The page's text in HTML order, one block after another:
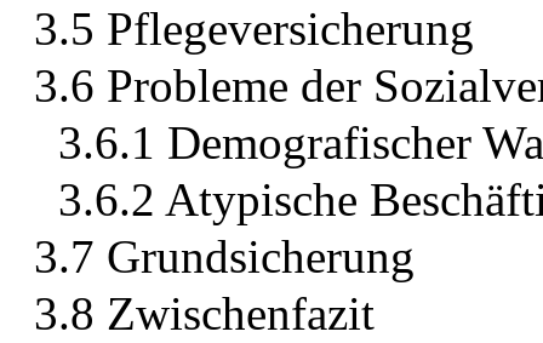
3.5 Pflegeversicherung
3.6 Probleme der
3.6.1 Demografischer
3.6.2 Atypische
3.7 Grundsicherung
3.8 Zwischenfazit